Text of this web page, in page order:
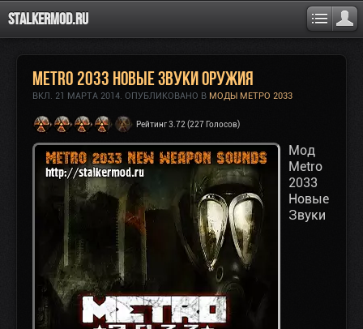
Stalkermod.ru
Metro 2033 Новые Звуки Оружия
ВКЛ. 21 МАРТА 2014. ОПУБЛИКОВАНО В МОДЫ МЕТРО 2033
Рейтинг 3.72 (227 Голосов)
Мод
Metro
2033
Новые
Звуки